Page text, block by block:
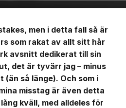
men i detta fall så är
som rakat av allt sitt hår
avsnitt dedikerat till sin
det är tyvärr jag – minus
så länge). Och som i
misstag är även detta
kväll, med alldeles för